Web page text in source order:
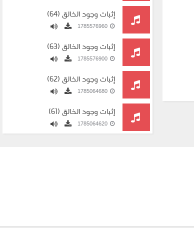
إثبات وجود الخالق (64)
1785576960
إثبات وجود الخالق (63)
1785576900
إثبات وجود الخالق (62)
1785064680
إثبات وجود الخالق (61)
1785064620